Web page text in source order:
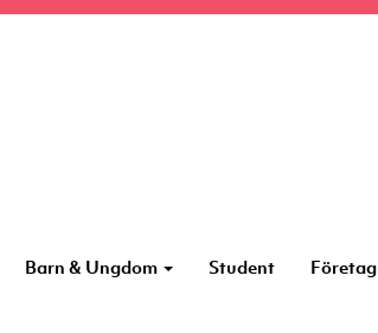
Barn & Ungdom Student Företag